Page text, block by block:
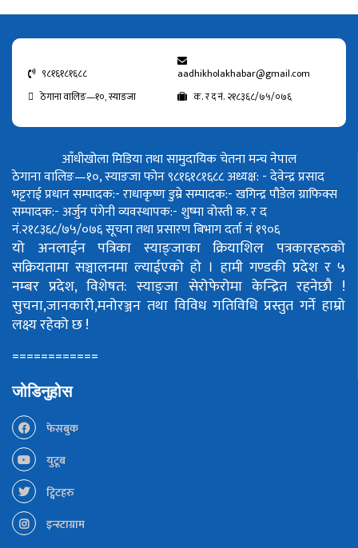
९८१६१८१६८८
aadhikholakhabar@gmail.com
ठेगाना वालिङ—१०, स्याङजा
क. र द नं. २१८३६८/७५/०७६
आँधीखोला मिडिया तथा सामुदायिक चेतना मन्च नेपाल
ठेगाना वालिङ—१०, स्याङजा फोन ९८१६१८१६८८अध्यक्ष: - देवेन्द्र प्रसाद
भट्टराईप्रधान सम्पादक:- राधाकृष्ण डुम्रेसम्पादक:- खगिन्द्र पौडेलग्राफिक्स
सम्पादक:- अर्जुन पंगेनीव्यवस्थापक:- शुष्मा वोस्तीक. र द
नं.२१८३६८/७५/०७६सूचना तथा प्रसारण बिभाग दर्ता नं १९०६
यो अनलाईन पत्रिका स्याङ्जाका क्रियाशिल पत्रकारहरुको
सक्रियतामा सञ्चालनमा ल्याईएको हो । हामी गण्डकी प्रदेश र ५
नम्बर प्रदेश, विशेषत: स्याङ्जा सेरोफेरोमा केन्द्रित रहनेछौ !
सुचना,जानकारी,मनोरञ्जन तथा विविध गतिविधि प्रस्तुत गर्ने हाम्रो
लक्ष्य रहेको छ !
============
जोडिनुहोस
फेसबुक
युटूब
ट्विटहरु
इन्स्टाग्राम